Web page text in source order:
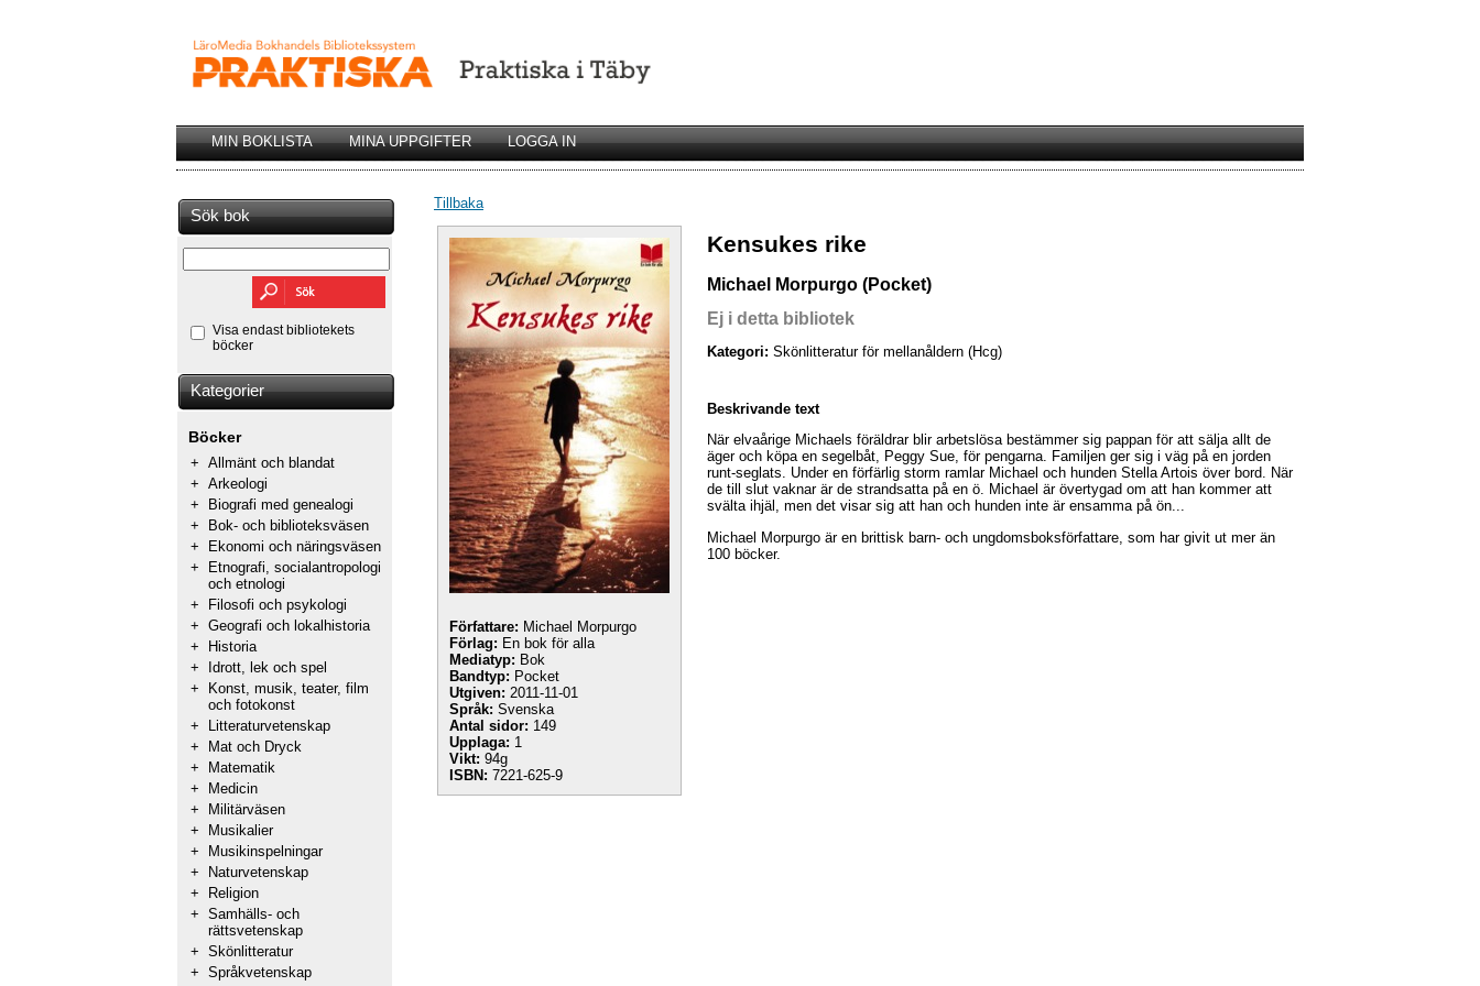
MIN BOKLISTA MINA UPPGIFTER LOGGA IN
Sök bok
Visa endast bibliotekets
böcker
Kategorier
Böcker
+ Allmänt och blandat
+ Arkeologi
+
Biografi med genealogi
+
Bok- och biblioteksväsen
+
Ekonomi och näringsväsen
+
Etnografi, socialantropologi
och etnologi
+
Filosofi och psykologi
+ Geografi och lokalhistoria
+
Historia
+
Idrott, lek och spel
+
Konst, musik, teater, film
och fotokonst
+
Litteraturvetenskap
+
Mat och Dryck
+
Matematik
+
Medicin
+
Militärväsen
+
Musikalier
+
Musikinspelningar
+
Naturvetenskap
+
Religion
+ Samhälls- och
rättsvetenskap
+ Skönlitteratur
+ Språkvetenskap
Tillbaka
Författare: Michael Morpurgo
Förlag: En bok för alla
Mediatyp: Bok
Bandtyp: Pocket
Utgiven: 2011-11-01
Språk: Svenska
Antal sidor: 149
Upplaga: 1
Vikt: 94g
ISBN: 7221-625-9
Kensukes rike
Michael Morpurgo (Pocket)
Ej i detta bibliotek
Kategori: Skönlitteratur för mellanåldern (Hcg)
Beskrivande text
När elvaårige Michaels föräldrar blir arbetslösa bestämmer sig pappan för att sälja allt de
äger och köpa en segelbåt, Peggy Sue, för pengarna. Familjen ger sig i väg på en jorden
runt-seglats. Under en förfärlig storm ramlar Michael och hunden Stella Artois över bord. När
de till slut vaknar är de strandsatta på en ö. Michael är övertygad om att han kommer att
svälta ihjäl, men det visar sig att han och hunden inte är ensamma på ön...
Michael Morpurgo är en brittisk barn- och ungdomsboksförfattare, som har givit ut mer än
100 böcker.